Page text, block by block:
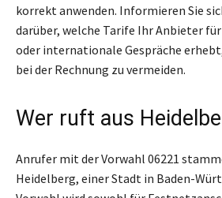
korrekt anwenden. Informieren Sie
darüber, welche Tarife Ihr Anbieter
oder internationale Gespräche
bei der Rechnung zu vermeiden.
Wer ruft aus
Anrufer mit der Vorwahl 06221
Heidelberg, einer Stadt in Baden-